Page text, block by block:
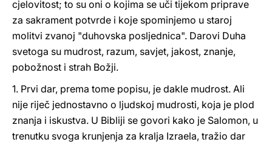
cjelovitost; to su oni o kojima se uči tijekom priprave
za sakrament potvrde i koje spominjemo u staroj
molitvi zvanoj "duhovska posljednica". Darovi Duha
svetoga su mudrost, razum, savjet, jakost, znanje,
pobožnost i strah Božji.
1. Prvi dar, prema tome popisu, je dakle mudrost. Ali
nije riječ jednostavno o ljudskoj mudrosti, koja je plod
znanja i iskustva. U Bibliji se govori kako je Salomon, u
trenutku svoga krunjenja za kralja Izraela, tražio dar